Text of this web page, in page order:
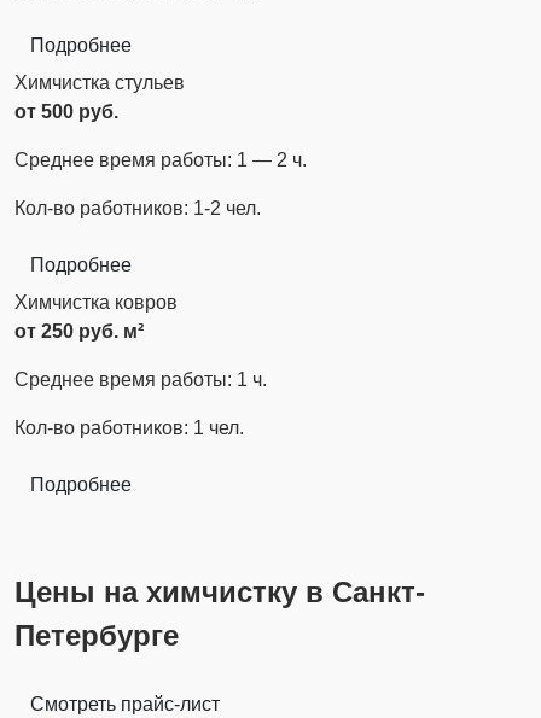
Подробнее
Химчистка стульев
от 500 руб.
Среднее время работы: 1 — 2 ч.
Кол-во работников: 1-2 чел.
Подробнее
Химчистка ковров
от 250 руб. м²
Среднее время работы: 1 ч.
Кол-во работников: 1 чел.
Подробнее
Цены на химчистку в Санкт-
Петербурге
Смотреть прайс-лист